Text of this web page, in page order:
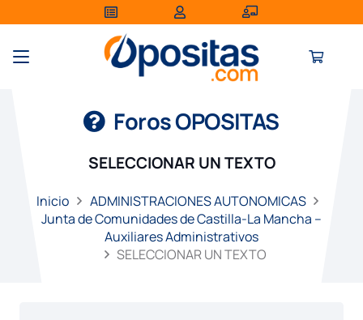
Foros OPOSITAS
SELECCIONAR UN TEXTO
Inicio
ADMINISTRACIONES AUTONOMICAS
Junta de Comunidades de Castilla-La Mancha –
Auxiliares Administrativos
SELECCIONAR UN TEXTO